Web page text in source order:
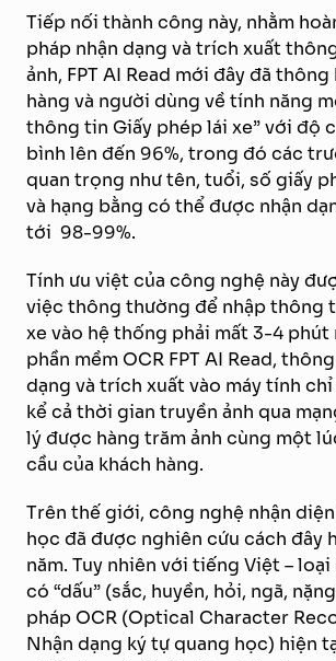
Tiếp nối thành công này, nhằm
pháp nhận dạng và trích xuất
ảnh, FPT AI Read mới đây đã
hàng và người dùng về tính năng
thông tin Giấy phép lái xe” với độ
bình lên đến 96%, trong đó các
quan trọng như tên, tuổi, số giấy
và hạng bằng có thể được nhận
tới 98-99%.
Tính ưu việt của công nghệ này
việc thông thường để nhập thông
xe vào hệ thống phải mất 3-4 phút
phần mềm OCR FPT AI Read,
dạng và trích xuất vào máy tính
kể cả thời gian truyền ảnh qua
lý được hàng trăm ảnh cùng một
cầu của khách hàng.
Trên thế giới, công nghệ nhận
học đã được nghiên cứu cách đây
năm. Tuy nhiên với tiếng Việt –
có “dấu” (sắc, huyền, hỏi, ngã,
pháp OCR (Optical Character
Nhận dạng ký tự quang học) hiện